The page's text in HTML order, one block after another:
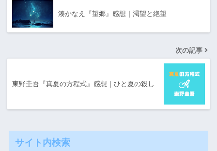
湊かなえ『望郷』感想｜渇望と絶望
次の記事
東野圭吾『真夏の方程式』感想｜ひと夏の殺し
サイト内検索